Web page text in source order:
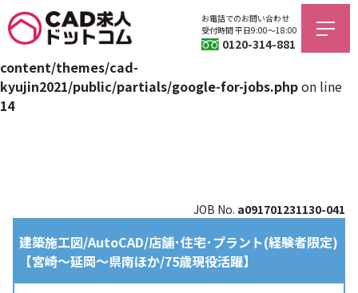
Warning: Trying to access array offset on value of type bool
in/home/jagfield/cad-kyujin.com/public_html/wp/wp-
content/themes/cad-
kyujin2021/public/partials/google-for-jobs.phpon line
14
お電話でのお問い合わせ
受付時間 平日9:00〜18:00
0120-314-881
JOB No. a091701231130-041
建築施工図/AutoCAD/店舗･住宅･プラント(経験者限定)
【宮崎～延岡～県南ほか/75歳現役活躍】